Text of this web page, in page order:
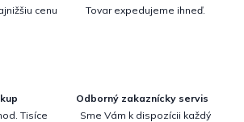
cenu
Tovar expedujeme ihneď.
Tisíce
Odborný zakaznícky servis
Sme Vám k dispozícii každý